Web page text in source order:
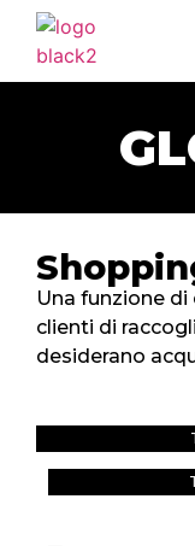
Una funzione
clienti di
desiderano
HOME
SERVIZI
CLIENTI
BLOG
CONTATTI